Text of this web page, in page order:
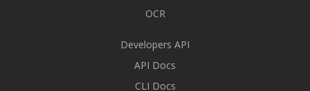
OCR
Developers API
API Docs
CLI Docs